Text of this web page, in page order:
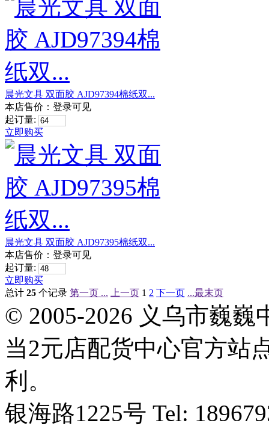
晨光文具 双面胶 AJD97394棉纸双...
本店售价： 登录可见
起订量:
立即购买
晨光文具 双面胶 AJD97395棉纸双...
本店售价： 登录可见
起订量:
立即购买
总计 25 个记录 第一页 ... 上一页 1 2 下一页 ...最末页
© 2005-2026 义乌市巍
当2元店配货中心官方站
利。
银海路1225号 Tel: